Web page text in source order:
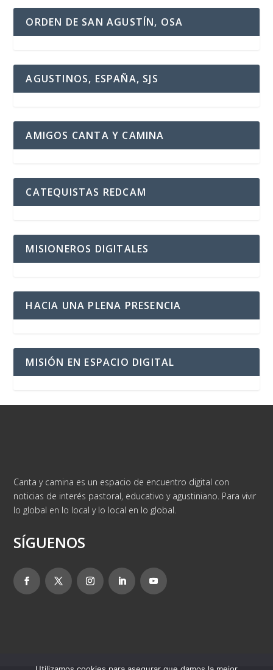
ORDEN DE SAN AGUSTÍN, OSA
AGUSTINOS, ESPAÑA, SJS
AMIGOS CANTA Y CAMINA
CATEQUISTAS REDCAM
MISIONEROS DIGITALES
HACIA UNA PLENA PRESENCIA
MISIÓN EN ESPACIO DIGITAL
Canta y camina es un espacio de encuentro digital con
noticias de interés pastoral, educativo y agustiniano. Para vivir
lo global en lo local y lo local en lo global.
SÍGUENOS